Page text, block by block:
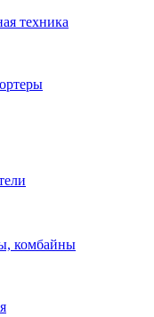
техника
комбайны